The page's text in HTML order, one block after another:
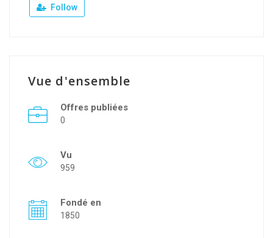
Follow
Vue d'ensemble
Offres publiées
0
Vu
959
Fondé en
1850